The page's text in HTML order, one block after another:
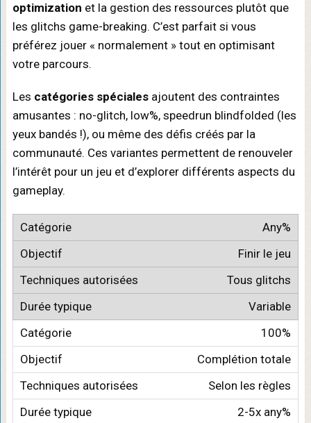
optimization et la gestion des ressources plutôt que
les glitchs game-breaking. C’est parfait si vous
préférez jouer « normalement » tout en optimisant
votre parcours.
Les catégories spécialesajoutent des contraintes
amusantes : no-glitch, low%, speedrun blindfolded (les
yeux bandés !), ou même des défis créés par la
communauté. Ces variantes permettent de renouveler
l’intérêt pour un jeu et d’explorer différents aspects du
gameplay.
Any%
Finir le jeu
Tous glitchs
Variable
100%
Complétion totale
Selon les règles
2-5x any%